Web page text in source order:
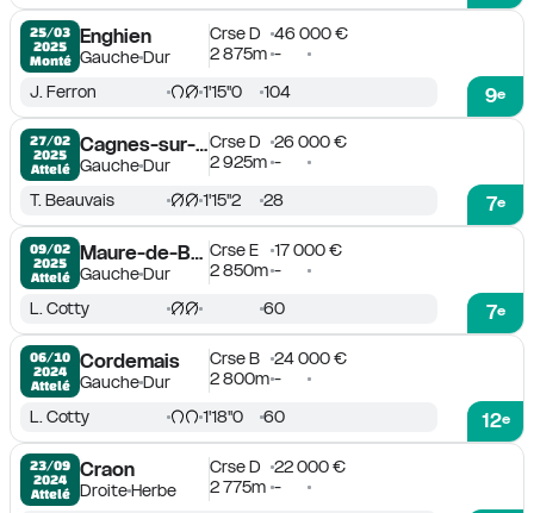
25/03
2025
Monté
Enghien
GaucheDur
Crse D
46 000 €
2 875m -
9e
J. Ferron 1'15''0 104
27/02
2025
Attelé
Cagnes-sur-Mer
GaucheDur
Crse D
26 000 €
2 925m -
7e
T. Beauvais 1'15''2 28
09/02
2025
Attelé
Maure-de-Bretagne
GaucheDur
Crse E
17 000 €
2 850m -
7e
L. Cotty 60
06/10
2024
Attelé
Cordemais
GaucheDur
Crse B
24 000 €
2 800m -
12e
L. Cotty 1'18''0 60
23/09
2024
Attelé
Craon
DroiteHerbe
Crse D
22 000 €
2 775m -